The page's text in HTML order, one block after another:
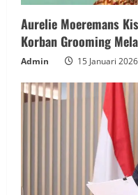
Aurelie Moeremans
Korban Grooming
Admin 15 Januari 2026